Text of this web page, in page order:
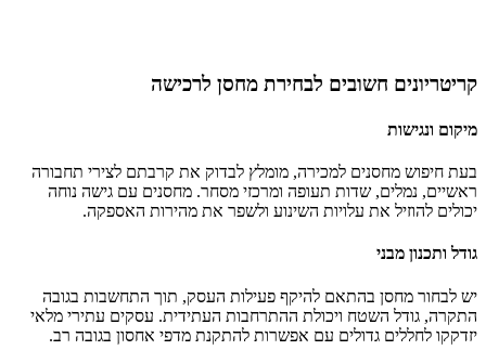
קריטריונים חשובים לבחירת מחסן לרכישה
מיקום ונגישות
בעת חיפוש מחסנים למכירה, מומלץ לבדוק את קרבתם לצירי תחבורה
ראשיים, נמלים, שדות תעופה ומרכזי מסחר. מחסנים עם גישה נוחה
יכולים להוזיל את עלויות השינוע ולשפר את מהירות האספקה.
גודל ותכנון מבני
יש לבחור מחסן בהתאם להיקף פעילות העסק, תוך התחשבות בגובה
התקרה, גודל השטח ויכולת ההתרחבות העתידית. עסקים עתירי מלאי
יזדקקו לחללים גדולים עם אפשרות להתקנת מדפי אחסון בגובה רב.